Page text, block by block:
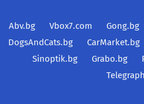
Abv.bg Vbox7.com Gong.bg
DogsAndCats.bg
CarMarket.bg
Sinoptik.bg
Grabo.bg